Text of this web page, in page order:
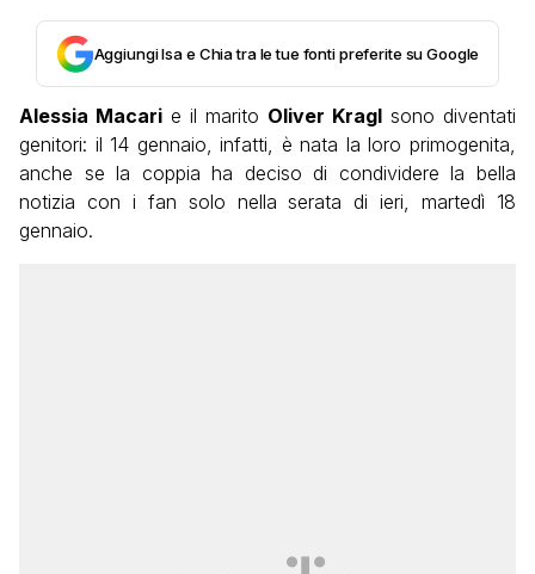
Aggiungi Isa e Chia tra le tue fonti preferite su Google
Alessia Macari e il marito Oliver Kragl sono diventati
genitori: il 14 gennaio, infatti, è nata la loro primogenita,
anche se la coppia ha deciso di condividere la bella
notizia con i fan solo nella serata di ieri, martedì 18
gennaio.